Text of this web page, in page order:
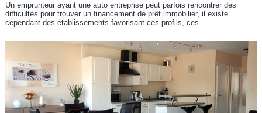
Un emprunteur ayant une auto entreprise peut parfois rencontrer des
difficultés pour trouver un financement de prêt immobilier, il existe
cependant des établissements favorisant ces profils, ces...